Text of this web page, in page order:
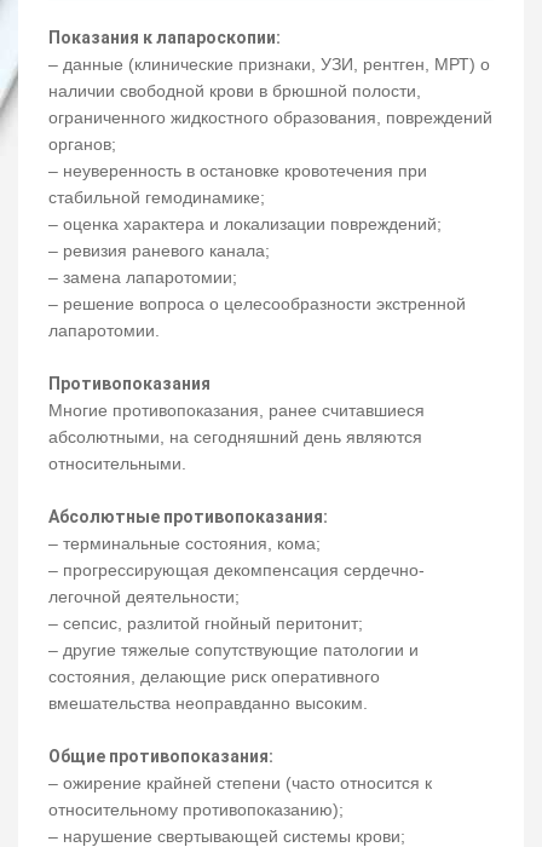
Показания к лапароскопии:
– данные (клинические признаки, УЗИ, рентген, МРТ) о
наличии свободной крови в брюшной полости,
ограниченного жидкостного образования, повреждений
органов;
– неуверенность в остановке кровотечения при
стабильной гемодинамике;
– оценка характера и локализации повреждений;
– ревизия раневого канала;
– замена лапаротомии;
– решение вопроса о целесообразности экстренной
лапаротомии.
Противопоказания
Многие противопоказания, ранее считавшиеся
абсолютными, на сегодняшний день являются
относительными.
Абсолютные противопоказания:
– терминальные состояния, кома;
– прогрессирующая декомпенсация сердечно-
легочной деятельности;
– сепсис, разлитой гнойный перитонит;
– другие тяжелые сопутствующие патологии и
состояния, делающие риск оперативного
вмешательства неоправданно высоким.
Общие противопоказания:
– ожирение крайней степени (часто относится к
относительному противопоказанию);
– нарушение свертывающей системы крови;